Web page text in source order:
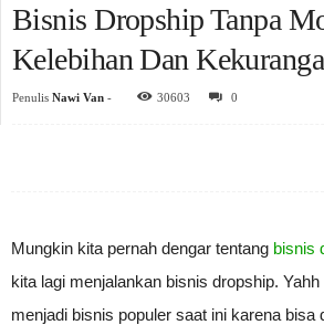
Bisnis Dropship Tanpa
Kelebihan Dan
Penulis Nawi Van - 30603 0
Mungkin kita pernah dengar tentang bisnis
kita lagi menjalankan bisnis dropship.
menjadi bisnis populer saat ini karena bisa